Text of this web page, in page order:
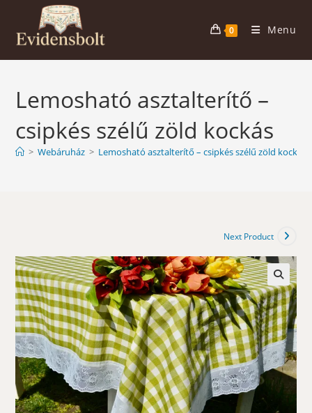
content
0 Menu
Lemosható asztalterítő –
csipkés szélű zöld kockás
> Webáruház > Lemosható asztalterítő – csipkés szélű zöld kockás
Next Product
🔍